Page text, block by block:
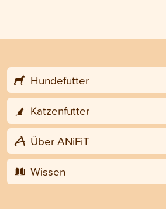
Hundefutter
Katzenfutter
Über ANiFiT
Wissen